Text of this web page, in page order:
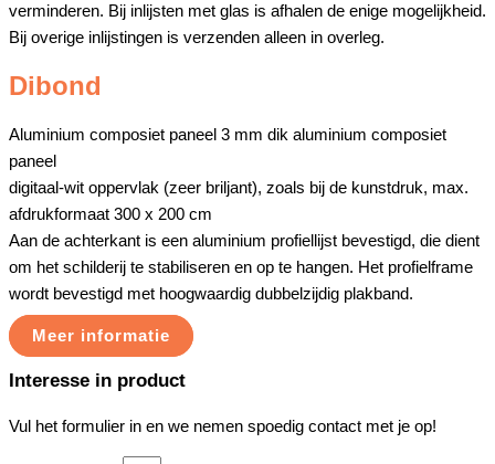
verminderen. Bij inlijsten met glas is afhalen de enige mogelijkheid.
Bij overige inlijstingen is verzenden alleen in overleg.
Dibond
Aluminium composiet paneel 3 mm dik aluminium composiet
paneel
digitaal-wit oppervlak (zeer briljant), zoals bij de kunstdruk, max.
afdrukformaat 300 x 200 cm
Aan de achterkant is een aluminium profiellijst bevestigd, die dient
om het schilderij te stabiliseren en op te hangen. Het profielframe
wordt bevestigd met hoogwaardig dubbelzijdig plakband.
Meer informatie
Interesse in product
Vul het formulier in en we nemen spoedig contact met je op!